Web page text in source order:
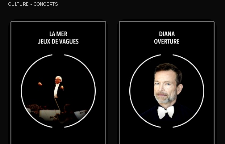
CULTURE CONCERTS